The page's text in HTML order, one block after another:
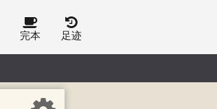
完本 足迹